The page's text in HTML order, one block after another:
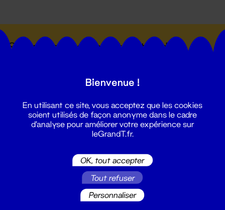
Suivez toutes les actualités du
Bienvenue !
En utilisant ce site, vous acceptez que les cookies
soient utilisés de façon anonyme dans le cadre
d'analyse pour améliorer votre expérience sur
leGrandT.fr.
OK, tout accepter
Tout refuser
Personnaliser